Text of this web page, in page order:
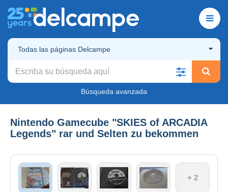
Todas las páginas Delcampe
Búsqueda avanzada
Nintendo Gamecube "SKIES of ARCADIA
Legends" rar und Selten zu bekommen
+ 2